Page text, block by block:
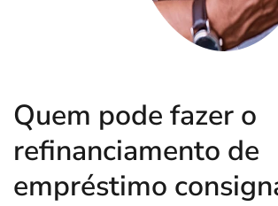
Quem pode fazer o
refinanciamento de
empréstimo